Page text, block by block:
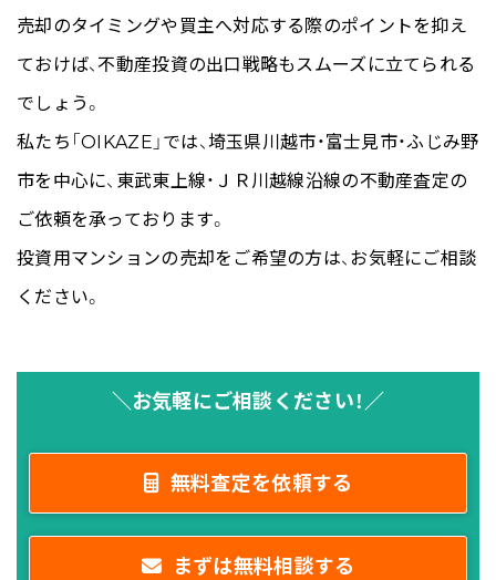
売却のタイミングや買主へ対応する際のポイントを抑え
ておけば、不動産投資の出口戦略もスムーズに立てられる
でしょう。
私たち「OIKAZE」では、埼玉県川越市・富士見市・ふじみ野
市を中心に、東武東上線・ＪＲ川越線沿線の不動産査定の
ご依頼を承っております。
投資用マンションの売却をご希望の方は、お気軽にご相談
ください。
＼お気軽にご相談ください！／
無料査定を依頼する
まずは無料相談する